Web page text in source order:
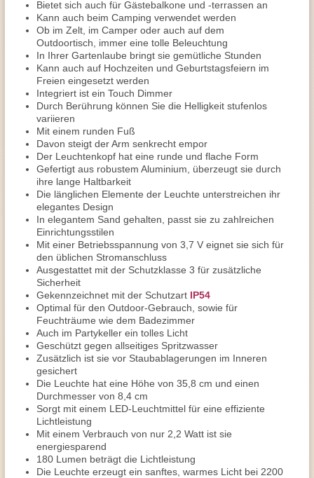
Bietet sich auch für Gästebalkone und -terrassen an
Kann auch beim Camping verwendet werden
Ob im Zelt, im Camper oder auch auf dem
Outdoortisch, immer eine tolle Beleuchtung
In Ihrer Gartenlaube bringt sie gemütliche Stunden
Kann auch auf Hochzeiten und Geburtstagsfeiern im
Freien eingesetzt werden
Integriert ist ein Touch Dimmer
Durch Berührung können Sie die Helligkeit stufenlos
variieren
Mit einem runden Fuß
Davon steigt der Arm senkrecht empor
Der Leuchtenkopf hat eine runde und flache Form
Gefertigt aus robustem Aluminium, überzeugt sie durch
ihre lange Haltbarkeit
Die länglichen Elemente der Leuchte unterstreichen ihr
elegantes Design
In elegantem Sand gehalten, passt sie zu zahlreichen
Einrichtungsstilen
Mit einer Betriebsspannung von 3,7 V eignet sie sich für
den üblichen Stromanschluss
Ausgestattet mit der Schutzklasse 3 für zusätzliche
Sicherheit
Gekennzeichnet mit der Schutzart IP54
Optimal für den Outdoor-Gebrauch, sowie für
Feuchträume wie dem Badezimmer
Auch im Partykeller ein tolles Licht
Geschützt gegen allseitiges Spritzwasser
Zusätzlich ist sie vor Staubablagerungen im Inneren
gesichert
Die Leuchte hat eine Höhe von 35,8 cm und einen
Durchmesser von 8,4 cm
Sorgt mit einem LED-Leuchtmittel für eine effiziente
Lichtleistung
Mit einem Verbrauch von nur 2,2 Watt ist sie
energiesparend
180 Lumen beträgt die Lichtleistung
Die Leuchte erzeugt ein sanftes, warmes Licht bei 2200